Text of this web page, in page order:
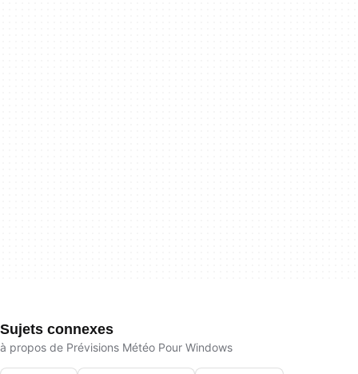
Sujets connexes
à propos de Prévisions Météo Pour Windows